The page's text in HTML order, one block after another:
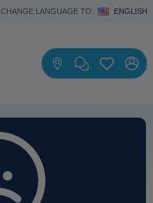
CHANGE LANGUAGE TO: ENGLISH